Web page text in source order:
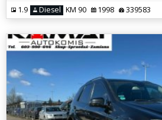
1.9 Diesel KM 90 1998 339583